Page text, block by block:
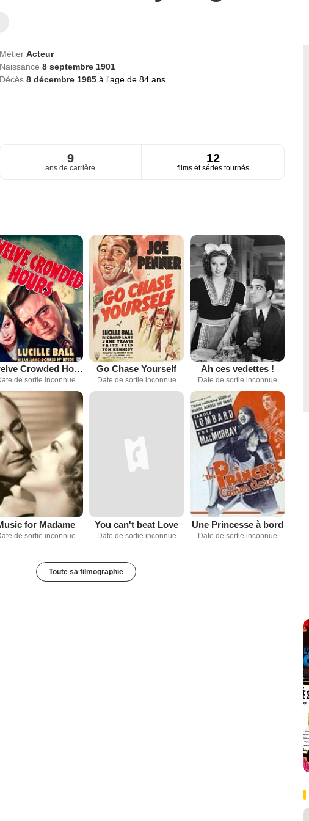
Métier Acteur
Naissance 8 septembre 1901
Décès 8 décembre 1985 à l'age de 84 ans
9
ans de carrière
12
films et séries tournés
Twelve Crowded Hours
de sortie inconnue
Go Chase Yourself
Date de sortie inconnue
Ah ces vedettes !
Date de sortie inconnue
for Madame
de sortie inconnue
You can't beat Love
Date de sortie inconnue
Une Princesse à bord
Date de sortie inconnue
Toute sa filmographie